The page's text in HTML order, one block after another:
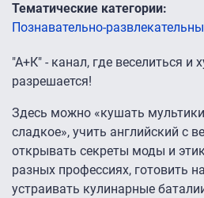
Тематические категории
Познавательно-
"А+К" - канал, где веселиться и
разрешается!
Здесь можно «кушать
сладкое», учить английский с
открывать секреты моды и
разных профессиях, готовить
устраивать кулинарные